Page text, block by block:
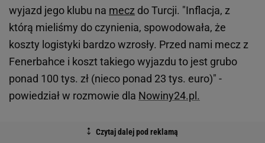
wyjazd jego klubu na mecz do Turcji. "Inflacja, z
którą mieliśmy do czynienia, spowodowała, że
koszty logistyki bardzo wzrosły. Przed nami mecz z
Fenerbahce i koszt takiego wyjazdu to jest grubo
ponad 100 tys. zł (nieco ponad 23 tys. euro)" -
powiedział w rozmowie dla Nowiny24.pl.